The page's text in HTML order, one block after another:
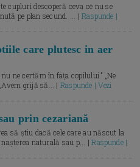
cupluri descoperă ceva ce nu se
pe plan secund. ... |Raspunde |
care plutesc in aer
ne certăm în fața copilului.” „Ne
grijă să... | Raspunde | Vezi
prin cezariană
să știu dacă cele care au născut la
nașterea naturală sau p... |Raspunde |